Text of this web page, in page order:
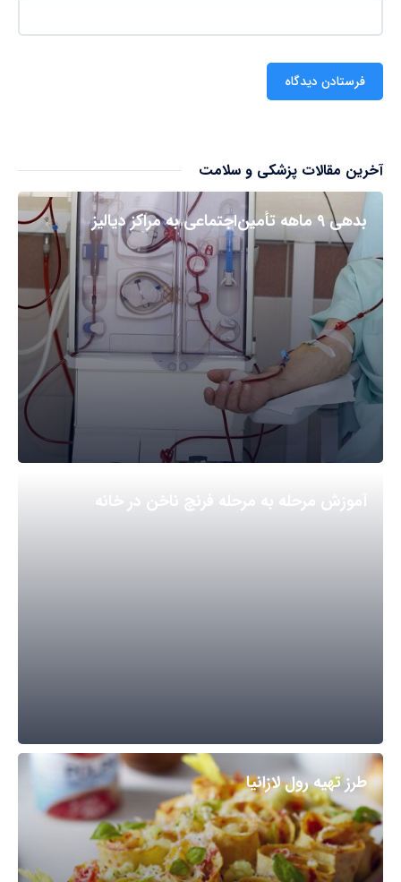
آخرین مقالات پزشکی و سلامت
بدهی ۹ ماهه تأمین‌اجتماعی به مراکز دیالیز
آموزش مرحله به مرحله فرنچ ناخن در خانه
طرز تهیه رول لازانیا